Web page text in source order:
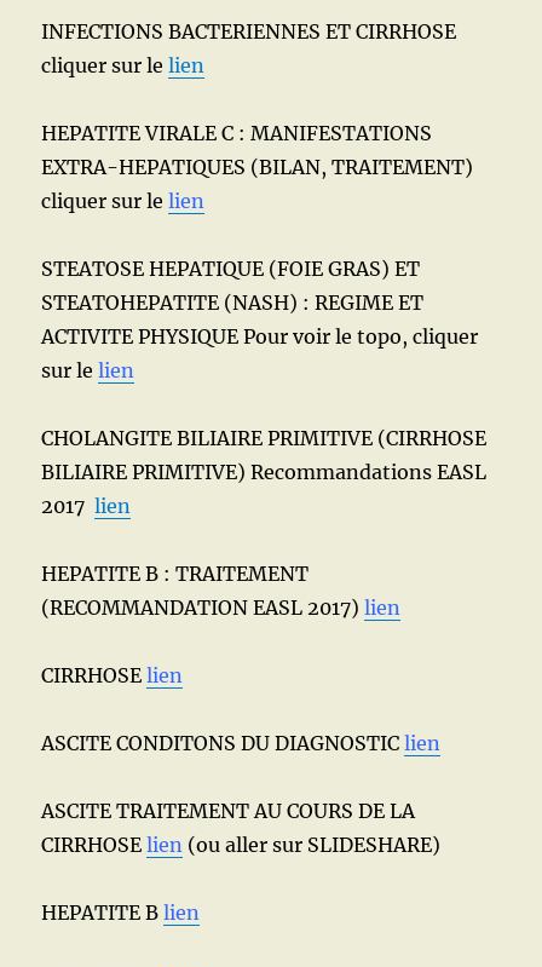
INFECTIONS BACTERIENNES ET CIRRHOSE
cliquer sur lelien
HEPATITE VIRALE C : MANIFESTATIONS
EXTRA-HEPATIQUES (BILAN, TRAITEMENT)
cliquer sur lelien
STEATOSE HEPATIQUE (FOIE GRAS) ET
STEATOHEPATITE (NASH) : REGIME ET
ACTIVITE PHYSIQUE Pour voir le topo, cliquer
sur lelien
CHOLANGITE BILIAIRE PRIMITIVE (CIRRHOSE
BILIAIRE PRIMITIVE) Recommandations EASL
2017lien
HEPATITE B : TRAITEMENT
(RECOMMANDATION EASL 2017)lien
CIRRHOSElien
ASCITE CONDITONS DU DIAGNOSTIClien
ASCITE TRAITEMENT AU COURS DE LA
CIRRHOSElien (ou aller sur SLIDESHARE)
HEPATITE Blien